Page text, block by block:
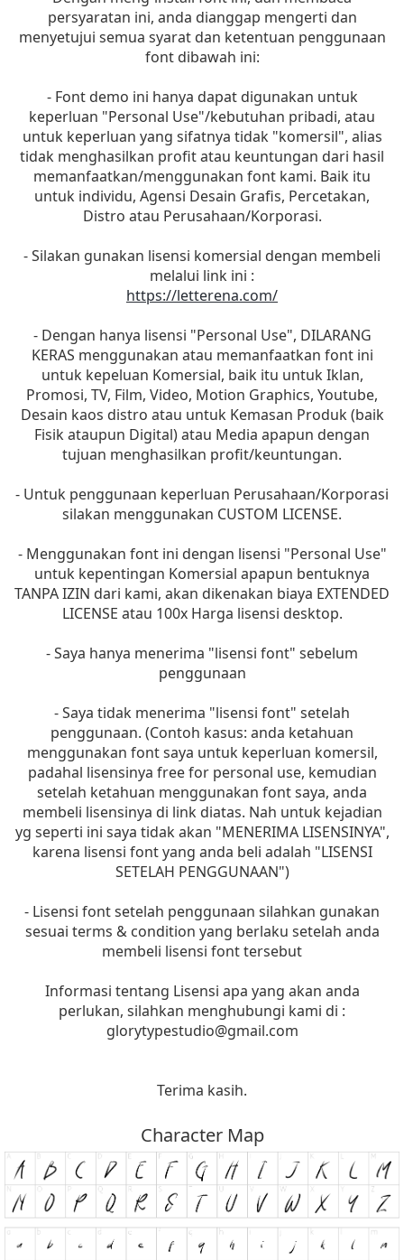
persyaratan ini, anda dianggap mengerti dan
menyetujui semua syarat dan ketentuan penggunaan
font dibawah ini:
- Font demo ini hanya dapat digunakan untuk
keperluan "Personal Use"/kebutuhan pribadi, atau
untuk keperluan yang sifatnya tidak "komersil", alias
tidak menghasilkan profit atau keuntungan dari hasil
memanfaatkan/menggunakan font kami. Baik itu
untuk individu, Agensi Desain Grafis, Percetakan,
Distro atau Perusahaan/Korporasi.
- Silakan gunakan lisensi komersial dengan membeli
melalui link ini :
https://letterena.com/
- Dengan hanya lisensi "Personal Use", DILARANG
KERAS menggunakan atau memanfaatkan font ini
untuk kepeluan Komersial, baik itu untuk Iklan,
Promosi, TV, Film, Video, Motion Graphics, Youtube,
Desain kaos distro atau untuk Kemasan Produk (baik
Fisik ataupun Digital) atau Media apapun dengan
tujuan menghasilkan profit/keuntungan.
- Untuk penggunaan keperluan Perusahaan/Korporasi
silakan menggunakan CUSTOM LICENSE.
- Menggunakan font ini dengan lisensi "Personal Use"
untuk kepentingan Komersial apapun bentuknya
TANPA IZIN dari kami, akan dikenakan biaya EXTENDED
LICENSE atau 100x Harga lisensi desktop.
- Saya hanya menerima "lisensi font" sebelum
penggunaan
- Saya tidak menerima "lisensi font" setelah
penggunaan. (Contoh kasus: anda ketahuan
menggunakan font saya untuk keperluan komersil,
padahal lisensinya free for personal use, kemudian
setelah ketahuan menggunakan font saya, anda
membeli lisensinya di link diatas. Nah untuk kejadian
yg seperti ini saya tidak akan "MENERIMA LISENSINYA",
karena lisensi font yang anda beli adalah "LISENSI
SETELAH PENGGUNAAN")
- Lisensi font setelah penggunaan silahkan gunakan
sesuai terms & condition yang berlaku setelah anda
membeli lisensi font tersebut
Informasi tentang Lisensi apa yang akan anda
perlukan, silahkan menghubungi kami di :
glorytypestudio@gmail.com
Terima kasih.
Character Map